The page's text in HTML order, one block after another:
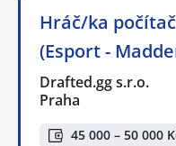
Hráč/ka
(Esport -
Drafted.gg s.r.o.
Praha
45 000 – 50 000